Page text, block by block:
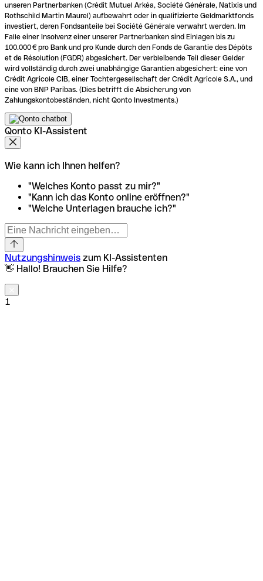
unseren Partnerbanken (Crédit Mutuel Arkéa, Société Générale, Natixis und
Rothschild Martin Maurel) aufbewahrt oder in qualifizierte Geldmarktfonds
investiert, deren Fondsanteile bei Société Générale verwahrt werden. Im
Falle einer Insolvenz einer unserer Partnerbanken sind Einlagen bis zu
100.000 € pro Bank und pro Kunde durch den Fonds de Garantie des Dépôts
et de Résolution (FGDR) abgesichert. Der verbleibende Teil dieser Gelder
wird vollständig durch zwei unabhängige Garantien abgesichert: eine von
Crédit Agricole CIB, einer Tochtergesellschaft der Crédit Agricole S.A., und
eine von BNP Paribas. (Dies betrifft die Absicherung von
Zahlungskontobeständen, nicht Qonto Investments.)
Qonto KI-Assistent
Wie kann ich Ihnen helfen?
"Welches Konto passt zu mir?"
"Kann ich das Konto online eröffnen?"
"Welche Unterlagen brauche ich?"
Nutzungshinweis zum KI-Assistenten
👋 Hallo! Brauchen Sie Hilfe?
1